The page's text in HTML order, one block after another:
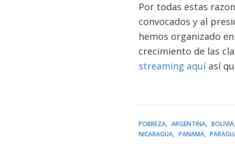
Por todas estas
convocados y al
hemos organizado
crecimiento de las
streaming aquíasí
POBREZA ARGENTINA BOLIVIA
NICARAGUA
PANAMÁ